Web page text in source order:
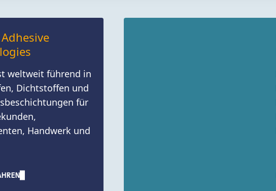
weltweit führend in
Dichtstoffen und
für
Handwerk und